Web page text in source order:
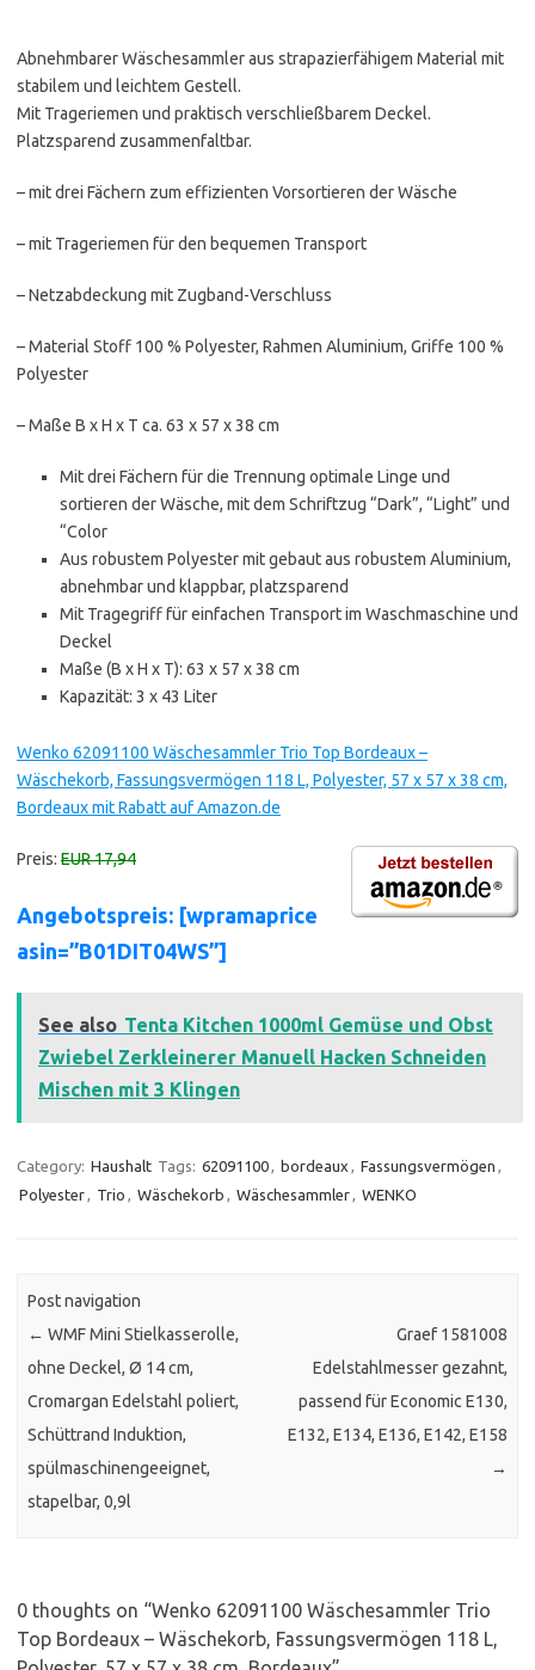
Abnehmbarer Wäschesammler aus strapazierfähigem Material mit
stabilem und leichtem Gestell.
Mit Trageriemen und praktisch verschließbarem Deckel.
Platzsparend zusammenfaltbar.
– mit drei Fächern zum effizienten Vorsortieren der Wäsche
– mit Trageriemen für den bequemen Transport
– Netzabdeckung mit Zugband-Verschluss
– Material Stoff 100 % Polyester, Rahmen Aluminium, Griffe 100 %
Polyester
– Maße B x H x T ca. 63 x 57 x 38 cm
Mit drei Fächern für die Trennung optimale Linge und
sortieren der Wäsche, mit dem Schriftzug “Dark”, “Light” und
“Color
Aus robustem Polyester mit gebaut aus robustem Aluminium,
abnehmbar und klappbar, platzsparend
Mit Tragegriff für einfachen Transport im Waschmaschine und
Deckel
Maße (B x H x T): 63 x 57 x 38 cm
Kapazität: 3 x 43 Liter
Wenko 62091100 Wäschesammler Trio Top Bordeaux –
Wäschekorb, Fassungsvermögen 118 L, Polyester, 57 x 57 x 38 cm,
Bordeaux mit Rabatt auf Amazon.de
Preis: EUR 17,94
Angebotspreis: [wpramaprice
asin=”B01DIT04WS”]
See also Tenta Kitchen 1000ml Gemüse und Obst
Zwiebel Zerkleinerer Manuell Hacken Schneiden
Mischen mit 3 Klingen
Category: Haushalt Tags: 62091100, bordeaux , Fassungsvermögen ,
Polyester, Trio , Wäschekorb , Wäschesammler, WENKO
Post navigation
← WMF Mini Stielkasserolle,
ohne Deckel, Ø 14 cm,
Cromargan Edelstahl poliert,
Schüttrand Induktion,
spülmaschinengeeignet,
stapelbar, 0,9l
Graef 1581008
Edelstahlmesser gezahnt,
passend für Economic E130,
E132, E134, E136, E142, E158
→
0 thoughts on “Wenko 62091100 Wäschesammler Trio
Top Bordeaux – Wäschekorb, Fassungsvermögen 118 L,